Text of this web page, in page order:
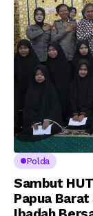
AKPOL 2026
Polda
Sambut
Papua